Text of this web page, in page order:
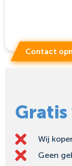
Contact
Gratis
Wij
Geen